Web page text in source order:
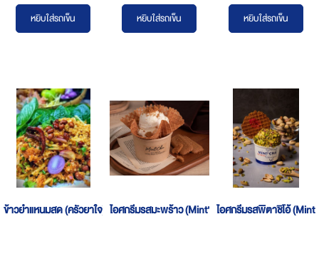
หยิบใส่รถเข็น หยิบใส่รถเข็น หยิบใส่รถเข็น
ข้าวยำแหนมสด (ครัวยาใจ) ไอศกรีมรสมะพร้าว (Mint’Cha Ice cream)
ไอศกรีมรสพิตาชิโอ้